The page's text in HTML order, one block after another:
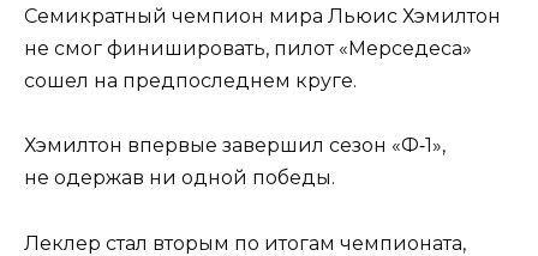
Семикратный чемпион мира Льюис Хэмилтон
не смог финишировать, пилот «Мерседеса»
сошел на предпоследнем круге.
Хэмилтон впервые завершил сезон «Ф‑1»,
не одержав ни одной победы.
Леклер стал вторым по итогам чемпионата,